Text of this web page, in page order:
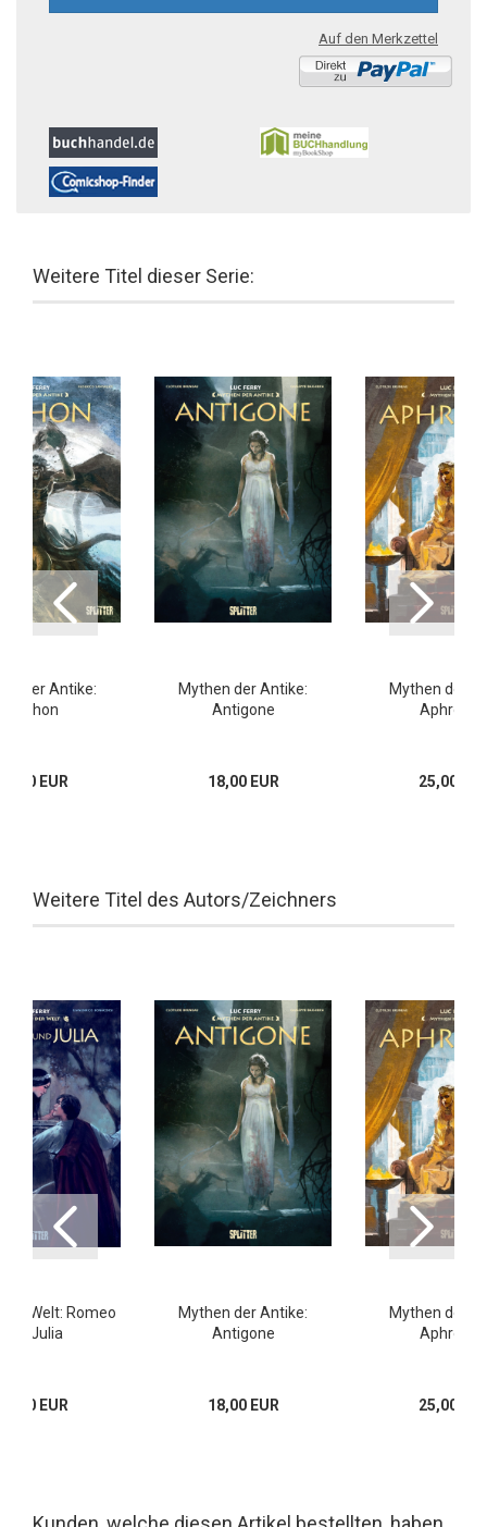
Auf den Merkzettel
Weitere Titel dieser Serie:
der Antike:
Typhon
EUR
Mythen der Antike:
Antigone
18,00 EUR
Mythen der
Aphrodite
25,00
Weitere Titel des Autors/Zeichners
Welt: Romeo
und Julia
EUR
Mythen der Antike:
Antigone
18,00 EUR
Mythen der
Aphrodite
25,00